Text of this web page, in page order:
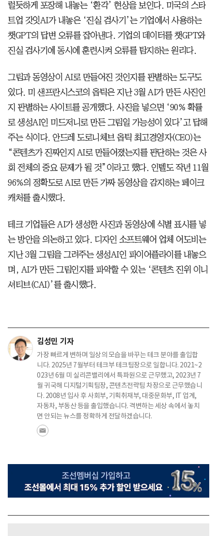
럴듯하게 포장해 내놓는 ‘환각’ 현상을 보인다. 미국의 스타
트업 갓잇AI가 내놓은 ‘진실 검사기’는 기업에서 사용하는
챗GPT의 답변 오류를 잡아낸다. 기업의 데이터를 챗GPT와
진실 검사기에 동시에 훈련시켜 오류를 탐지하는 원리다.
그림과 동영상이 AI로 만들어진 것인지를 판별하는 도구도
있다. 미 샌프란시스코의 옵틱은 지난 3월 AI가 만든 사진인
지 판별하는 사이트를 공개했다. 사진을 넣으면 ‘90% 확률
로 생성AI인 미드저니로 만든 그림일 가능성이 있다’고 답해
주는 식이다. 안드레 도로니체브 옵틱 최고경영자(CEO)는
“콘텐츠가 진짜인지 AI로 만들어졌는지를 판단하는 것은 사
회 전체의 중요 문제가 될 것”이라고 했다. 인텔도 작년 11월
96%의 정확도로 AI로 만든 가짜 동영상을 감지하는 페이크
캐처를 출시했다.
테크 기업들은 AI가 생성한 사진과 동영상에 식별 표시를 넣
는 방안을 의논하고 있다. 디자인 소프트웨어 업체 어도비는
지난 3월 그림을 그려주는 생성AI인 파이어플라이를 내놓으
며, AI가 만든 그림인지를 파악할 수 있는 ‘콘텐츠 진위 이니
셔티브(CAI)’를 출시했다.
김성민 기자
가장 빠르게 변하며 일상의 모습을 바꾸는 테크 분야를 출입합
니다. 2025년 7월부터 테크부 테크팀장으로 일합니다. 2021~2
023년 6월 미 실리콘밸리에서 특파원으로 근무했고, 2023년 7
월 귀국해 디지털기획팀장, 콘텐츠전략팀 차장으로 근무했습니
다. 2008년 입사 후 사회부, 기획취재부, 대중문화부, IT 업계,
자동차, 부동산 등을 출입했습니다. 격변하는 세상 속에서 놓치
면 안되는 뉴스를 정확하게 전달하겠습니다.